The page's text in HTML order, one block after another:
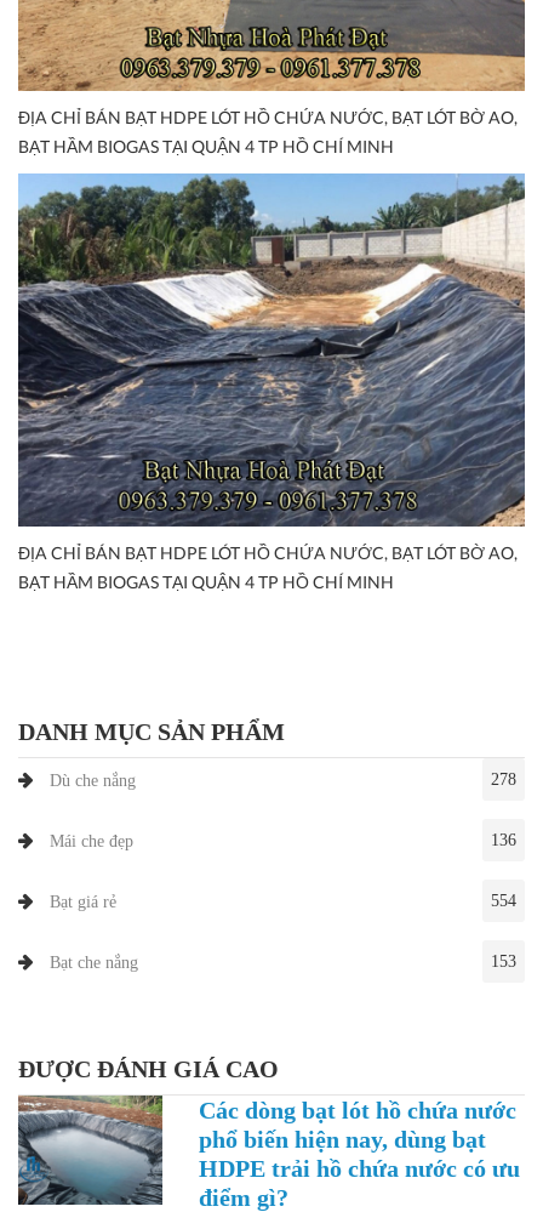
ĐỊA CHỈ BÁN BẠT HDPE LÓT HỒ CHỨA NƯỚC, BẠT LÓT BỜ AO,
BẠT HẦM BIOGAS TẠI QUẬN 4 TP HỒ CHÍ MINH
ĐỊA CHỈ BÁN BẠT HDPE LÓT HỒ CHỨA NƯỚC, BẠT LÓT BỜ AO,
BẠT HẦM BIOGAS TẠI QUẬN 4 TP HỒ CHÍ MINH
DANH MỤC SẢN PHẨM
Dù che nắng 278
Mái che đẹp 136
Bạt giá rẻ 554
Bạt che nắng 153
ĐƯỢC ĐÁNH GIÁ CAO
Các dòng bạt lót hồ chứa nước
phổ biến hiện nay, dùng bạt
HDPE trải hồ chứa nước có ưu
điểm gì?